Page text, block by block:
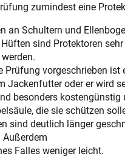
zumindest eine
an Schultern und
sind Protektoren
vorgeschrieben ist
Jackenfutter oder er wird
besonders
die sie schützen
sind deutlich länger
Falles weniger leicht.